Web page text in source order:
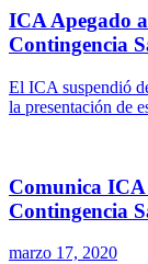
ICA Apegado
Contingencia
El ICA suspendió
la presentación de
Comunica ICA
Contingencia
marzo 17, 2020